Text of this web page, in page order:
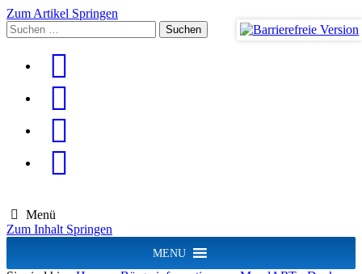
Zum Artikel Springen
Suchen
nach:
Menü
Zum Inhalt Springen
MENU